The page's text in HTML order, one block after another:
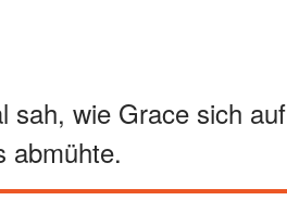
sah, wie Grace sich auf
abmühte.